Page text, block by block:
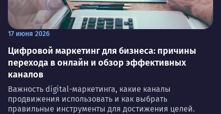
17 июня 2026
Цифровой маркетинг для бизнеса: причины
перехода в онлайн и обзор эффективных
каналов
Важность digital-маркетинга, какие каналы
продвижения использовать и как выбрать
правильные инструменты для достижения целей.